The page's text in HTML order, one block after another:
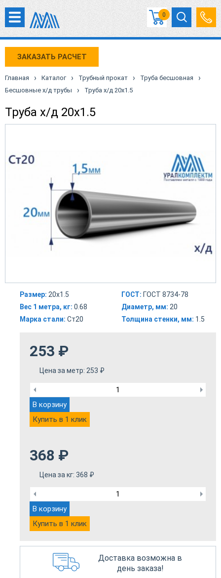
0
ЗАКАЗАТЬ РАСЧЕТ
Главная › Каталог › Трубный прокат › Труба бесшовная ›
Бесшовные х/д трубы › Труба х/д 20х1.5
Труба х/д 20х1.5
Размер: 20х1.5
Вес 1 метра, кг: 0.68
Марка стали: Ст20
ГОСТ: ГОСТ 8734-78
Диаметр, мм: 20
Толщина стенки, мм: 1.5
253 ₽
Цена за метр: 253 ₽
В корзину
Купить в 1 клик
368 ₽
Цена за кг: 368 ₽
В корзину
Купить в 1 клик
Доставка возможна в
день заказа!